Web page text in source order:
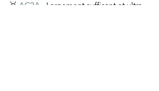
🥇 AC2A - Largement suffisant et ultra-